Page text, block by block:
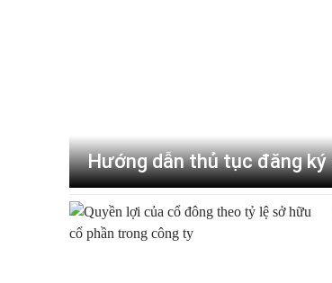
Hướng dẫn thủ tục đăng